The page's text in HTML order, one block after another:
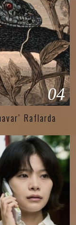
04
Raflarda